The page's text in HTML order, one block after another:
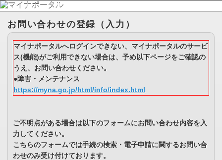
お問い合わせの登録（入力）
マイナポータルへログインできない、マイナポータルのサービ
ス(機能)がご利用できない場合は、予め以下ページをご確認の
うえ、お問い合わせください。
●障害・メンテナンス
https://myna.go.jp/html/info/index.html
ご不明点がある場合は以下のフォームにお問い合わせ内容を入
力してください。
こちらのフォームでは手続の検索・電子申請に関するお問い合
わせのみ受け付けております。